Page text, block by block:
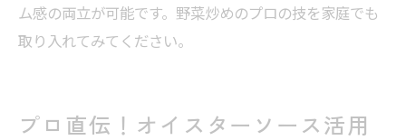
ム感の両立が可能です。野菜炒めのプロの技を家庭でも
取り入れてみてください。
プロ直伝！オイスターソース活用